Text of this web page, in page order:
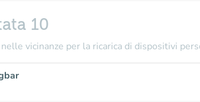
10
vicinanze per la ricarica di dispositivi